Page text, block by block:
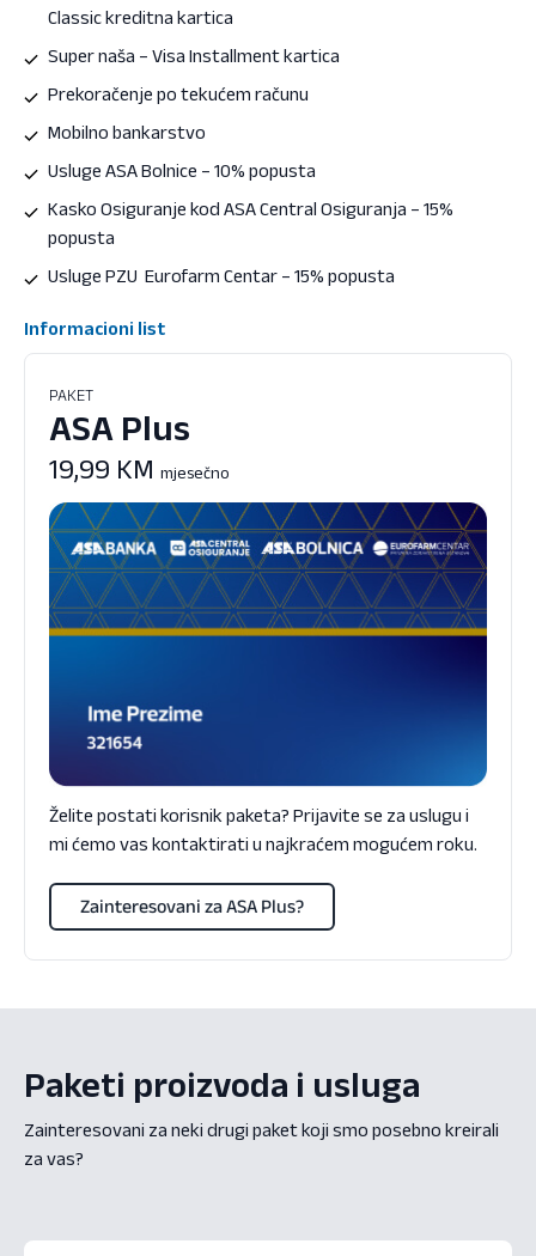
Classic kreditna kartica
Super naša – Visa Installment kartica
Prekoračenje po tekućem računu
Mobilno bankarstvo
Usluge ASA Bolnice – 10% popusta
Kasko Osiguranje kod ASA Central Osiguranja – 15%
popusta
Usluge PZU Eurofarm Centar – 15% popusta
Informacioni list
PAKET
ASA Plus
19,99 KM mjesečno
Želite postati korisnik paketa? Prijavite se za uslugu i
mi ćemo vas kontaktirati u najkraćem mogućem roku.
Zainteresovani za ASA Plus?
Paketi proizvoda i usluga
Zainteresovani za neki drugi paket koji smo posebno kreirali
za vas?